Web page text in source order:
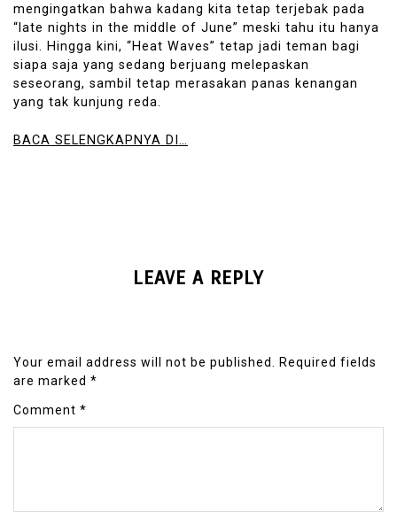
mengingatkan bahwa kadang kita tetap terjebak pada
“late nights in the middle of June” meski tahu itu hanya
ilusi. Hingga kini, “Heat Waves” tetap jadi teman bagi
siapa saja yang sedang berjuang melepaskan
seseorang, sambil tetap merasakan panas kenangan
yang tak kunjung reda.
BACA SELENGKAPNYA DI…
LEAVE A REPLY
Your email address will not be published.
Required fields
are marked *
Comment *